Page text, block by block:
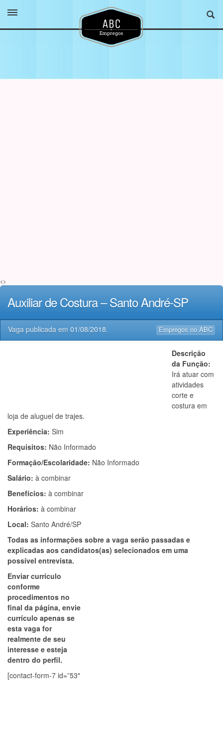
<>
Auxiliar de Costura – Santo André-SP
Empregos no ABC
Vaga publicada em 01/08/2018.
Descrição
da Função:
Irá atuar com
atividades
corte e
costura em
loja de aluguel de trajes.
Experiência: Sim
Requisitos: Não Informado
Formação/Escolaridade: Não Informado
Salário: à combinar
Benefícios: à combinar
Horários: à combinar
Local: Santo André/SP
Todas as informações sobre a vaga serão passadas e
explicadas aos candidatos(as) selecionados em uma
possível entrevista.
Enviar currículo
conforme
procedimentos no
final da página, envie
currículo apenas se
esta vaga for
realmente de seu
interesse e esteja
dentro do perfil.
[contact-form-7 id=”53″